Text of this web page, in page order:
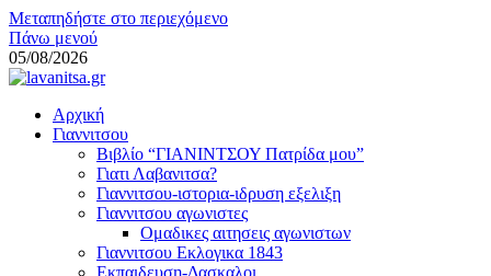
Μεταπηδήστε στο περιεχόμενο
Πάνω μενού
05/08/2026
lavanitsa.gr
Το λεύτερο βουνό
Αρχική
Γιαννιτσου
Βιβλίο “ΓΙΑΝΙΝΤΣΟΥ Πατρίδα μου”
Γιατι Λαβανιτσα?
Γιαννιτσου-ιστορια-ιδρυση εξελιξη
Γιαννιτσου αγωνιστες
Ομαδικες αιτησεις αγωνιστων
Γιαννιτσου Εκλογικα 1843
Εκπαιδευση-Δασκαλοι